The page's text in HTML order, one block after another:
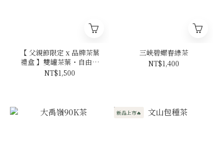
【 父親節限定 x 品牌茶葉
禮盒 】雙罐茶葉・自由配
NT$1,500 起
NT$1,500
三峽碧螺春綠茶
NT$1,400
新品上市🔥